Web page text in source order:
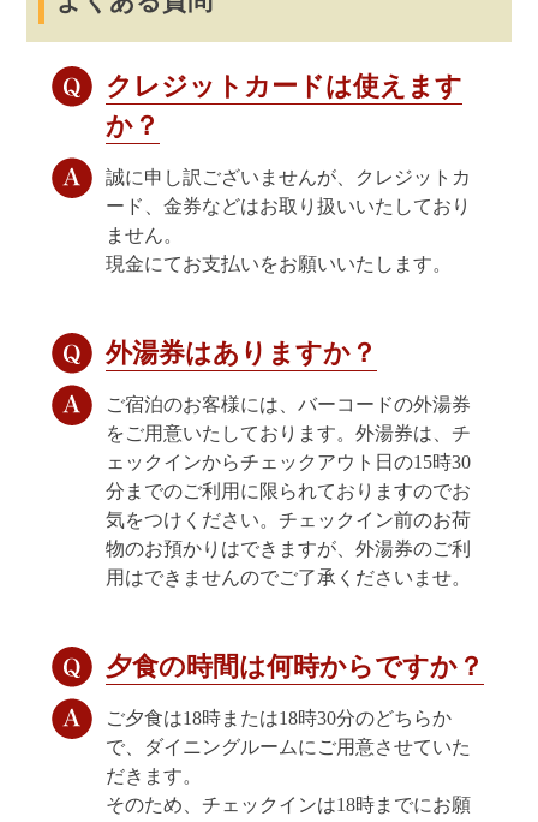
クレジットカードは使えます
か？
誠に申し訳ございませんが、クレジットカ
ード、金券などはお取り扱いいたしており
ません。
現金にてお支払いをお願いいたします。
外湯券はありますか？
ご宿泊のお客様には、バーコードの外湯券
をご用意いたしております。外湯券は、チ
ェックインからチェックアウト日の15時30
分までのご利用に限られておりますのでお
気をつけください。チェックイン前のお荷
物のお預かりはできますが、外湯券のご利
用はできませんのでご了承くださいませ。
夕食の時間は何時からですか？
ご夕食は18時または18時30分のどちらか
で、ダイニングルームにご用意させていた
だきます。
そのため、チェックインは18時までにお願